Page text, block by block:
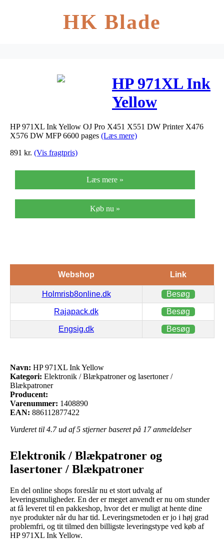
HK Blade
HP 971XL Ink
Yellow
HP 971XL Ink Yellow OJ Pro X451 X551 DW Printer X476
X576 DW MFP 6600 pages (Læs mere)
891 kr. (Vis fragtpris)
Læs mere »
Køb nu »
Webshop Link
Holmrisb8online.dk Besøg
Rajapack.dk Besøg
Engsig.dk Besøg
Navn: HP 971XL Ink Yellow
Kategori: Elektronik / Blækpatroner og lasertoner /
Blækpatroner
Producent:
Varenummer: 1408890
EAN: 886112877422
Vurderet til 4.7ud af 5 stjerner baseret på 17anmeldelser
Elektronik / Blækpatroner og
lasertoner / Blækpatroner
En del online shops foreslår nu et stort udvalg af
leveringsmuligheder. En der er meget anvendt er nu om stunder
at få leveret til en pakkeshop, hvor det er muligt at hente dine
nye produkter når du har tid. Leveringsmetoden er jo i høj grad
problemfri, og tit tilmed den billigste leveringstype ved køb af
HP 971XL Ink Yellow.